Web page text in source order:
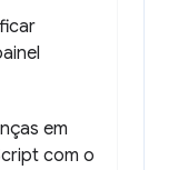
em
com o